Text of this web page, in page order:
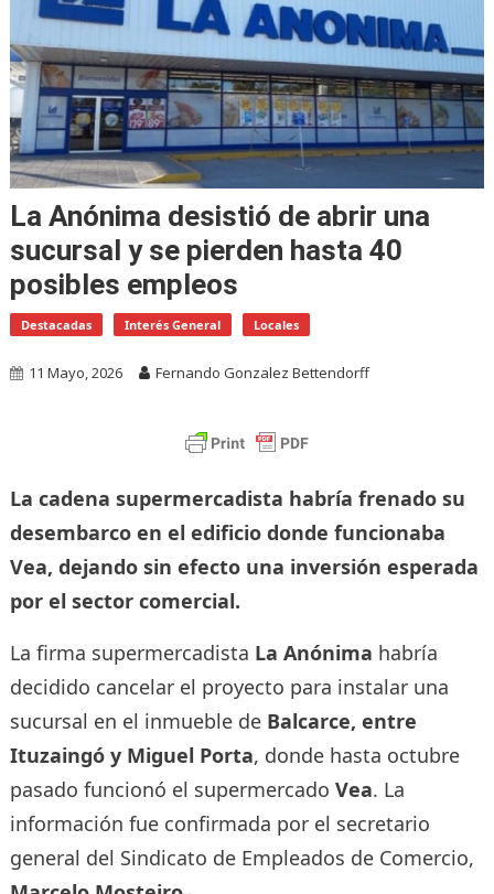
La Anónima desistió de abrir una
sucursal y se pierden hasta 40
posibles empleos
Destacadas Interés General Locales
11 Mayo, 2026 Fernando Gonzalez Bettendorff
La cadena supermercadista habría frenado su
desembarco en el edificio donde funcionaba
Vea, dejando sin efecto una inversión esperada
por el sector comercial.
La firma supermercadista La Anónima habría
decidido cancelar el proyecto para instalar una
sucursal en el inmueble de Balcarce, entre
Ituzaingó y Miguel Porta, donde hasta octubre
pasado funcionó el supermercado Vea. La
información fue confirmada por el secretario
general del Sindicato de Empleados de Comercio,